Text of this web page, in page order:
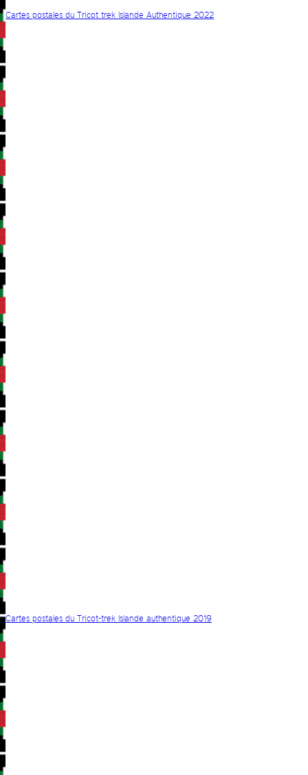
Cartes postales du Tricot trek Islande Authentique 2022
Cartes postales du Tricot-trek Islande authentique 2019